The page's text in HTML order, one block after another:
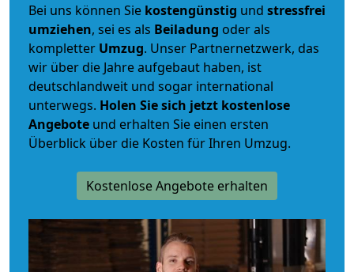
Bei uns können Sie kostengünstig und stressfrei
umziehen, sei es als Beiladung oder als
kompletter Umzug. Unser Partnernetzwerk, das
wir über die Jahre aufgebaut haben, ist
deutschlandweit und sogar international
unterwegs. Holen Sie sich jetzt kostenlose
Angebote und erhalten Sie einen ersten
Überblick über die Kosten für Ihren Umzug.
Kostenlose Angebote erhalten